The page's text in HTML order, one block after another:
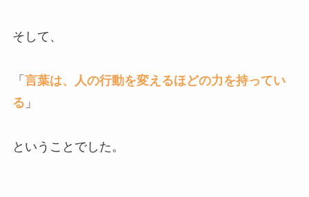
そして、
「 言葉は、人の行動を変えるほどの力を持ってい
る 」
ということでした。